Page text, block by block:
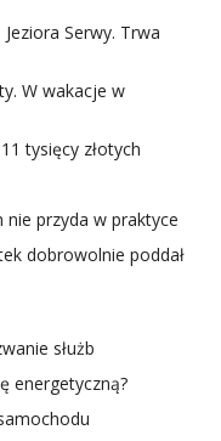
Serwy. Trwa
W wakacje w
tysięcy złotych
nie przyda w praktyce
dobrowolnie poddał
służb
energetyczną?